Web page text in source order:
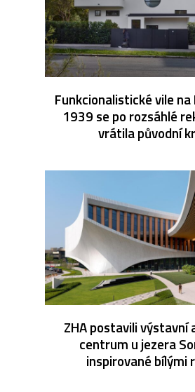
Funkcionalistické vile na
1939 se po rozsáhlé
vrátila původní
ZHA postavili výstavní
centrum u jezera
inspirované bílými